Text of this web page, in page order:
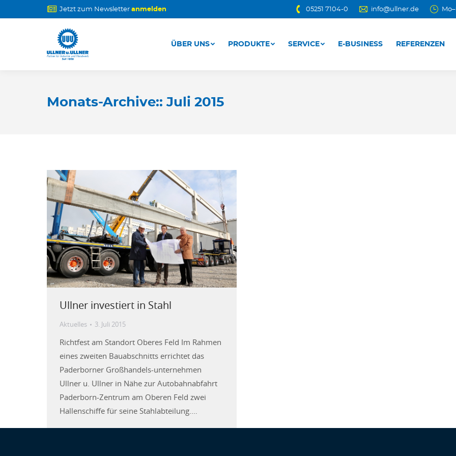
Jetzt zum Newsletter anmelden 05251 7104-0 info@ullner.de
ÜBER UNS PRODUKTE SERVICE E-BUSINESS REFERENZEN
Monats-Archive::Juli 2015
Ullner investiert in Stahl
Aktuelles 3. Juli 2015
Richtfest am Standort Oberes Feld Im Rahmen
eines zweiten Bauabschnitts errichtet das
Paderborner Großhandels-unternehmen
Ullner u. Ullner in Nähe zur Autobahnabfahrt
Paderborn-Zentrum am Oberen Feld zwei
Hallenschiffe für seine Stahlabteilung.…